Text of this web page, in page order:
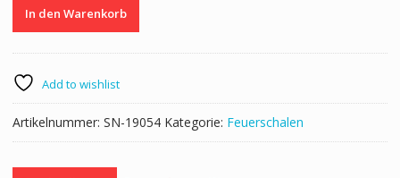
APOLLO
cm
Menge
In den Warenkorb
Add to wishlist
Artikelnummer: SN-19054 Kategorie: Feuerschalen